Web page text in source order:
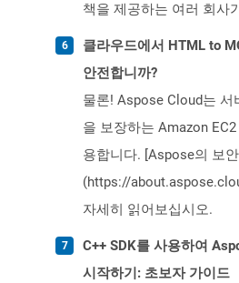
책을 제공하는 여러 회사
클라우드에서 HTML to
안전합니까?
물론! Aspose Cloud는 서
을 보장하는 Amazon
용합니다. [Aspose의 보
(https://
자세히 읽어보십시오.
C++ SDK를 사용하여
시작하기: 초보자 가이드